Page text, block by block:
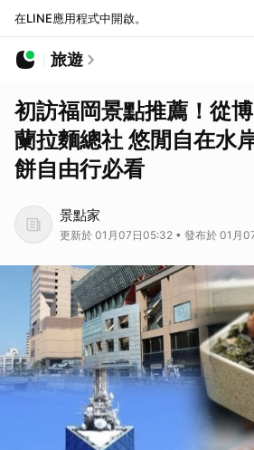
在LINE應用程式中開啟。
旅遊
初訪福岡景點推薦！從
蘭拉麵總社 悠閒自在水
餅自由行必看
景點家
更新於 01月07日05:32 • 發布於 01月